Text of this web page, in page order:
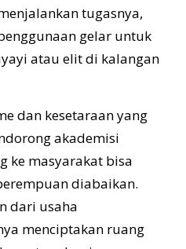
tugasnya,
gelar untuk
atau elit di kalangan
dan kesetaraan yang
akademisi
ke masyarakat bisa
diabaikan.
dari usaha
menciptakan ruang